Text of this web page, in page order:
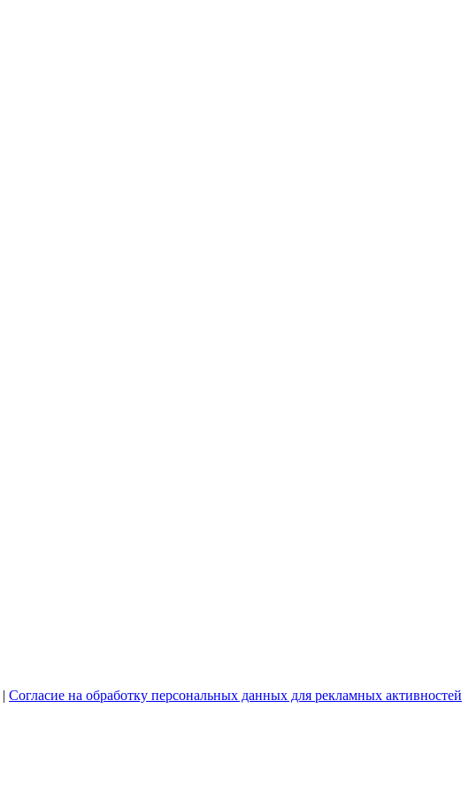
| Согласие на обработку персональных данных для рекламных активностей